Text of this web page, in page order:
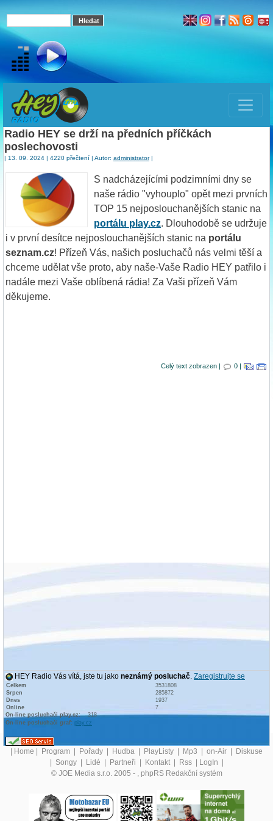
Radio HEY se drží na předních příčkách
poslechovosti
| 13. 09. 2024 | 4220 přečtení | Autor: administrator|
S nadcházejícími podzimními dny se
naše rádio "vyhouplo" opět mezi prvních
TOP 15 nejposlouchanějších stanic na
portálu play.cz. Dlouhodobě se udržuje
i v první desítce nejposlouchanějších stanic na portálu
seznam.cz! Přízeň Vás, našich posluchačů nás velmi těší a
chceme udělat vše proto, aby naše-Vaše Radio HEY patřilo i
nadále mezi Vaše oblíbená rádia! Za Vaši přízeň Vám
děkujeme.
Celý text zobrazen | 0 |
HEY Radio Vás vítá, jste tu jako neznámý posluchač. Zaregistrujte se
Celkem
3531808
Srpen
285872
Dnes
1937
Online
7
On-line posluchači play.cz:
318
On-line posluchači graf: play.cz
Home Program Pořady Hudba PlayListy Mp3 on-Air
Diskuse
Songy Lidé Partneři Kontakt Rss LogIn
© JOE Media s.r.o. 2005 - , phpRS Redakční systém